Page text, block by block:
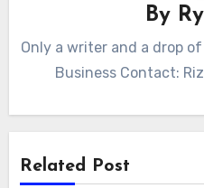
By
Only a writer and a drop
Business Contact:
Related Post